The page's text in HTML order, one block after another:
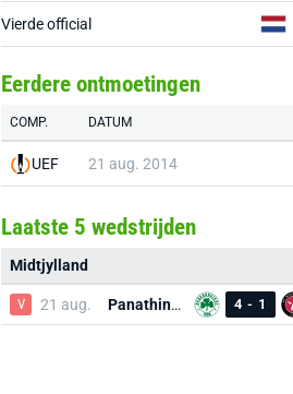
Vierde official
Eerdere ontmoetingen
COMP. DATUM
UEF 21 aug. 2014
Laatste 5 wedstrijden
Midtjylland
V 21 aug. Panathinaikos 4 - 1